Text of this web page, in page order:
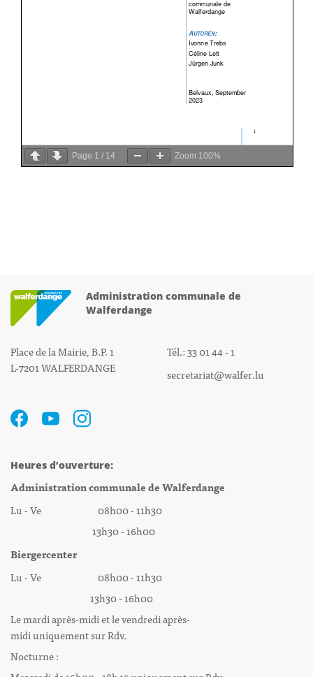
Page 1 / 14 Zoom 100%
Administration communale de
Walferdange
Place de la Mairie, B.P. 1
L-7201 WALFERDANGE
Tél.: 33 01 44 - 1
secretariat@walfer.lu
Heures d’ouverture:
Administration communale de Walferdange
Lu - Ve 08h00 - 11h30
13h30 - 16h00
Biergercenter
Lu - Ve 08h00 - 11h30
13h30 - 16h00
Le mardi après-midi et le vendredi après-
midi uniquement sur Rdv.
Nocturne :